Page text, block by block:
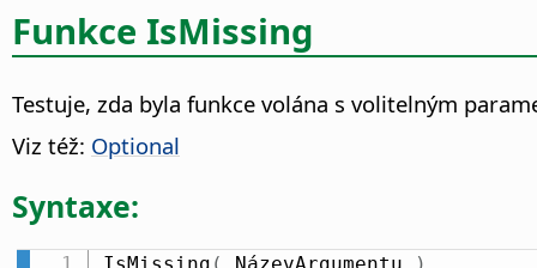
Funkce IsMissing
Testuje, zda byla funkce volána s volitelným
Viz též: Optional
Syntaxe: